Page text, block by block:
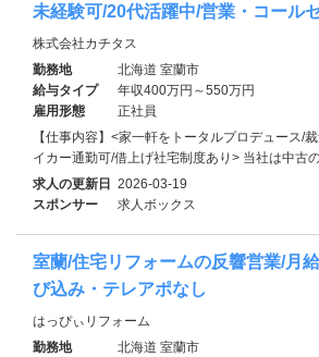
未経験可/20代活躍中/営業・コール
株式会社カチタス
勤務地
北海道 室蘭市
給与タイプ
年収400万円～550万円
雇用形態
正社員
【仕事内容】<家一軒をトータルプロデュース/
イカー通勤可/借上げ社宅制度あり> 当社は中古
求人の更新日 2026-03-19
スポンサー
求人ボックス
室蘭/住宅リフォームの反響営業/月
び込み・テレアポなし
はっぴぃリフォーム
勤務地
北海道 室蘭市